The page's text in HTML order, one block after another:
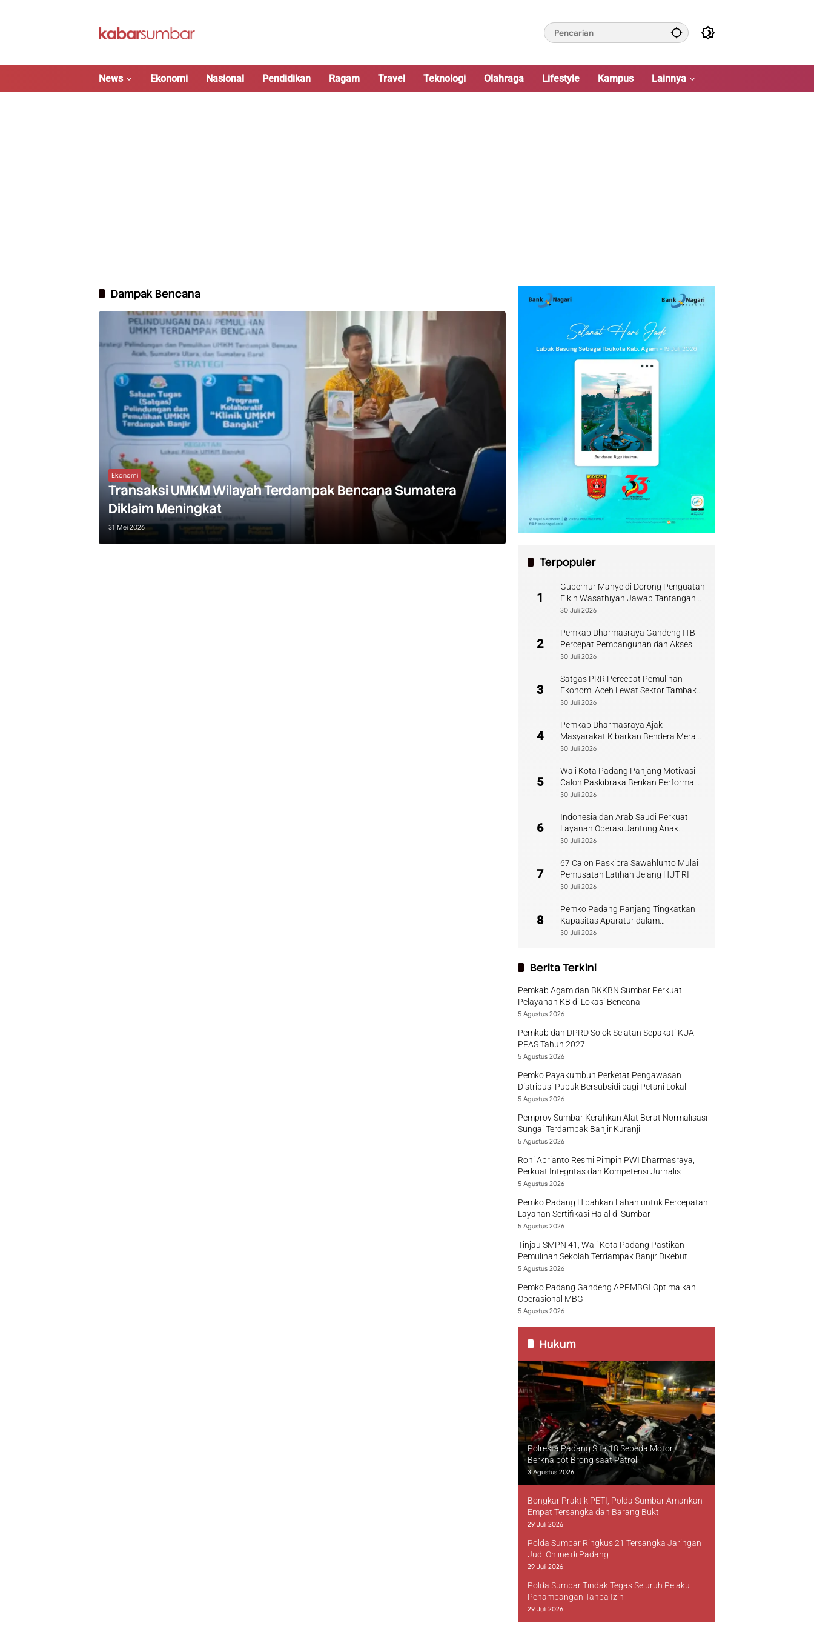
News Ekonomi Nasional Pendidikan Ragam Travel Teknologi Olahraga Lifestyle Kampus Lainnya
Dampak Bencana
Ekonomi
Transaksi UMKM Wilayah Terdampak Bencana Sumatera
Diklaim Meningkat
31 Mei 2026
Terpopuler
1
Gubernur Mahyeldi Dorong Penguatan
Fikih Wasathiyah Jawab Tantangan
Keagamaan Kontemporer
30 Juli 2026
2
Pemkab Dharmasraya Gandeng ITB
Percepat Pembangunan dan Akses
Pendidikan
30 Juli 2026
3
Satgas PRR Percepat Pemulihan
Ekonomi Aceh Lewat Sektor Tambak
Kopi
30 Juli 2026
4
Pemkab Dharmasraya Ajak
Masyarakat Kibarkan Bendera Merah
Putih Sambut HUT RI
30 Juli 2026
5
Wali Kota Padang Panjang Motivasi
Calon Paskibraka Berikan Performa
Terbaik
30 Juli 2026
6
Indonesia dan Arab Saudi Perkuat
Layanan Operasi Jantung Anak
Sumbar
30 Juli 2026
7
67 Calon Paskibra Sawahlunto Mulai
Pemusatan Latihan Jelang HUT RI
30 Juli 2026
8
Pemko Padang Panjang Tingkatkan
Kapasitas Aparatur dalam
Penanganan Pascabencana
30 Juli 2026
Berita Terkini
Pemkab Agam dan BKKBN Sumbar Perkuat
Pelayanan KB di Lokasi Bencana
5 Agustus 2026
Pemkab dan DPRD Solok Selatan Sepakati KUA
PPAS Tahun 2027
5 Agustus 2026
Pemko Payakumbuh Perketat Pengawasan
Distribusi Pupuk Bersubsidi bagi Petani Lokal
5 Agustus 2026
Pemprov Sumbar Kerahkan Alat Berat Normalisasi
Sungai Terdampak Banjir Kuranji
5 Agustus 2026
Roni Aprianto Resmi Pimpin PWI Dharmasraya,
Perkuat Integritas dan Kompetensi Jurnalis
5 Agustus 2026
Pemko Padang Hibahkan Lahan untuk Percepatan
Layanan Sertifikasi Halal di Sumbar
5 Agustus 2026
Tinjau SMPN 41, Wali Kota Padang Pastikan
Pemulihan Sekolah Terdampak Banjir Dikebut
5 Agustus 2026
Pemko Padang Gandeng APPMBGI Optimalkan
Operasional MBG
5 Agustus 2026
Hukum
Polresta Padang Sita 18 Sepeda Motor
Berknalpot Brong saat Patroli
3 Agustus 2026
Bongkar Praktik PETI, Polda Sumbar Amankan
Empat Tersangka dan Barang Bukti
29 Juli 2026
Polda Sumbar Ringkus 21 Tersangka Jaringan
Judi Online di Padang
29 Juli 2026
Polda Sumbar Tindak Tegas Seluruh Pelaku
Penambangan Tanpa Izin
29 Juli 2026